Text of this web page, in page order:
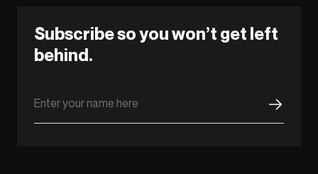
Subscribe so you won’t get left
behind.